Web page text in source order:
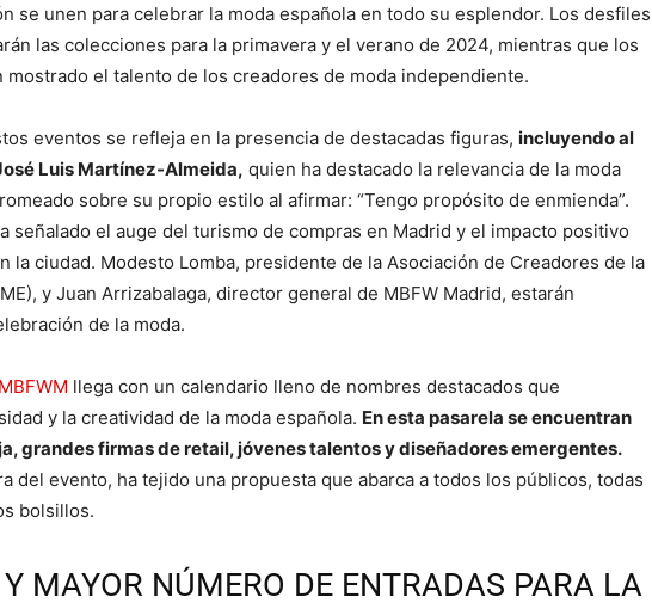
se unen para celebrar la moda española en todo su esplendor. Los desfiles
las colecciones para la primavera y el verano de 2024, mientras que los
mostrado el talento de los creadores de moda independiente.
eventos se refleja en la presencia de destacadas figuras, incluyendo al
Luis Martínez-Almeida, quien ha destacado la relevancia de la moda
sobre su propio estilo al afirmar: “Tengo propósito de enmienda”.
señalado el auge del turismo de compras en Madrid y el impacto positivo
la ciudad. Modesto Lomba, presidente de la Asociación de Creadores de la
y Juan Arrizabalaga, director general de MBFW Madrid, estarán
de la moda.
llega con un calendario lleno de nombres destacados que
y la creatividad de la moda española. En esta pasarela se encuentran
grandes firmas de retail, jóvenes talentos y diseñadores emergentes.
del evento, ha tejido una propuesta que abarca a todos los públicos, todas
bolsillos.
MAYOR NÚMERO DE ENTRADAS PARA LA